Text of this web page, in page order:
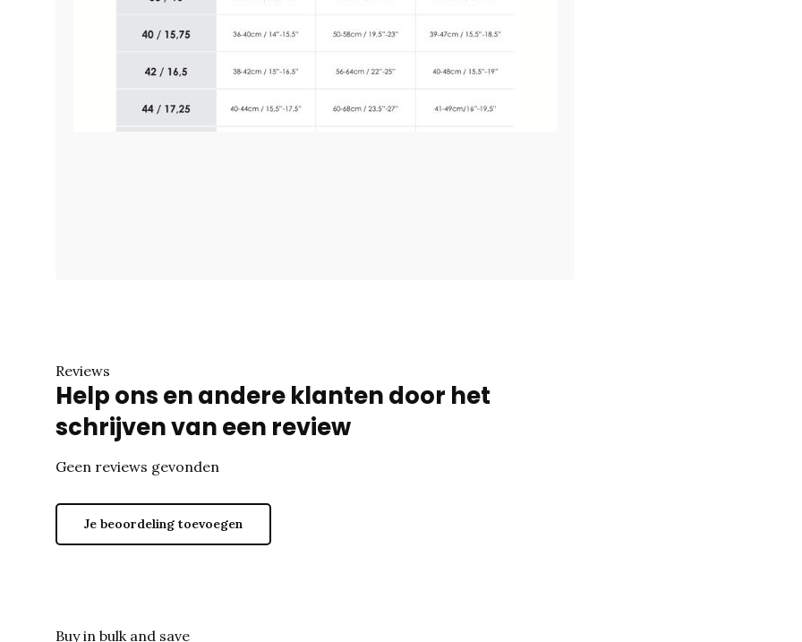
Reviews
Help ons en andere klanten door het
schrijven van een review
Geen reviews gevonden
Je beoordeling toevoegen
Buy in bulk and save